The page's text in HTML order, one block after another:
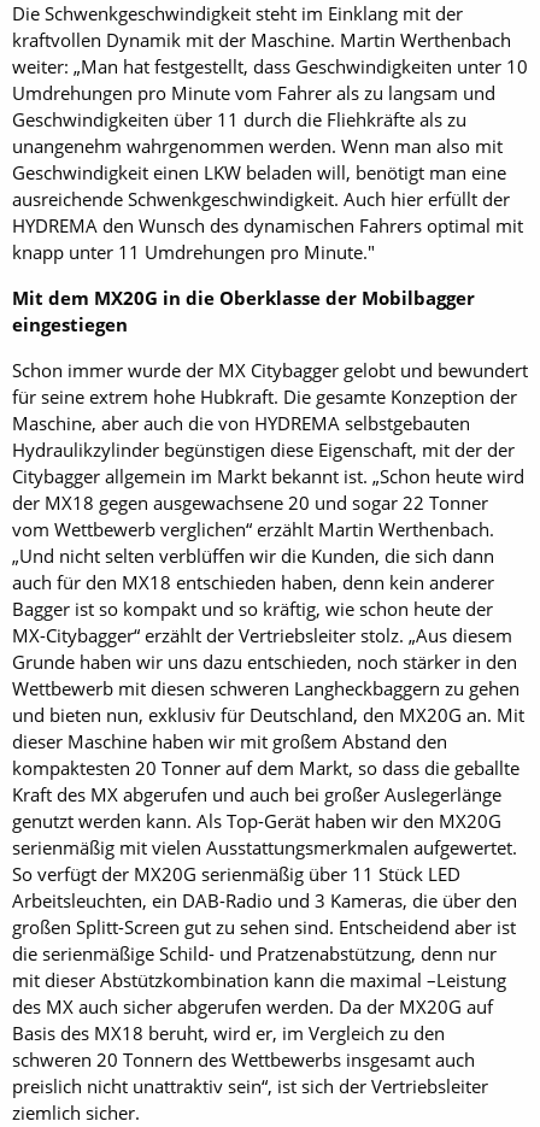
Die Schwenkgeschwindigkeit steht im Einklang mit der
kraftvollen Dynamik mit der Maschine. Martin Werthenbach
weiter: „Man hat festgestellt, dass Geschwindigkeiten unter 10
Umdrehungen pro Minute vom Fahrer als zu langsam und
Geschwindigkeiten über 11 durch die Fliehkräfte als zu
unangenehm wahrgenommen werden. Wenn man also mit
Geschwindigkeit einen LKW beladen will, benötigt man eine
ausreichende Schwenkgeschwindigkeit. Auch hier erfüllt der
HYDREMA den Wunsch des dynamischen Fahrers optimal mit
knapp unter 11 Umdrehungen pro Minute."
Mit dem MX20G in die Oberklasse der Mobilbagger
eingestiegen
Schon immer wurde der MX Citybagger gelobt und bewundert
für seine extrem hohe Hubkraft. Die gesamte Konzeption der
Maschine, aber auch die von HYDREMA selbstgebauten
Hydraulikzylinder begünstigen diese Eigenschaft, mit der der
Citybagger allgemein im Markt bekannt ist. „Schon heute wird
der MX18 gegen ausgewachsene 20 und sogar 22 Tonner
vom Wettbewerb verglichen“ erzählt Martin Werthenbach.
„Und nicht selten verblüffen wir die Kunden, die sich dann
auch für den MX18 entschieden haben, denn kein anderer
Bagger ist so kompakt und so kräftig, wie schon heute der
MX-Citybagger“ erzählt der Vertriebsleiter stolz. „Aus diesem
Grunde haben wir uns dazu entschieden, noch stärker in den
Wettbewerb mit diesen schweren Langheckbaggern zu gehen
und bieten nun, exklusiv für Deutschland, den MX20G an. Mit
dieser Maschine haben wir mit großem Abstand den
kompaktesten 20 Tonner auf dem Markt, so dass die geballte
Kraft des MX abgerufen und auch bei großer Auslegerlänge
genutzt werden kann. Als Top-Gerät haben wir den MX20G
serienmäßig mit vielen Ausstattungsmerkmalen aufgewertet.
So verfügt der MX20G serienmäßig über 11 Stück LED
Arbeitsleuchten, ein DAB-Radio und 3 Kameras, die über den
großen Splitt-Screen gut zu sehen sind. Entscheidend aber ist
die serienmäßige Schild- und Pratzenabstützung, denn nur
mit dieser Abstützkombination kann die maximal –Leistung
des MX auch sicher abgerufen werden. Da der MX20G auf
Basis des MX18 beruht, wird er, im Vergleich zu den
schweren 20 Tonnern des Wettbewerbs insgesamt auch
preislich nicht unattraktiv sein“, ist sich der Vertriebsleiter
ziemlich sicher.